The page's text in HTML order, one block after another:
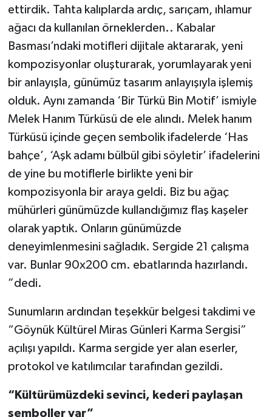
ettirdik. Tahta kalıplarda ardıç, sarıçam, ıhlamur
ağacı da kullanılan örneklerden.. Kabalar
Basması’ndaki motifleri dijitale aktararak, yeni
kompozisyonlar oluşturarak, yorumlayarak yeni
bir anlayışla, günümüz tasarım anlayışıyla işlemiş
olduk. Aynı zamanda ‘Bir Türkü Bin Motif’ ismiyle
Melek Hanım Türküsü de ele alındı. Melek hanım
Türküsü içinde geçen sembolik ifadelerde ‘Has
bahçe’, ‘Aşk adamı bülbül gibi söyletir’ ifadelerini
de yine bu motiflerle birlikte yeni bir
kompozisyonla bir araya geldi. Biz bu ağaç
mühürleri günümüzde kullandığımız flaş kaşeler
olarak yaptık. Onların günümüzde
deneyimlenmesini sağladık. Sergide 21 çalışma
var. Bunlar 90x200 cm. ebatlarında hazırlandı.
”dedi.
Sunumların ardından teşekkür belgesi takdimi ve
“Göynük Kültürel Miras Günleri Karma Sergisi”
açılışı yapıldı. Karma sergide yer alan eserler,
protokol ve katılımcılar tarafından gezildi.
“Kültürümüzdeki sevinci, kederi paylaşan
semboller var”